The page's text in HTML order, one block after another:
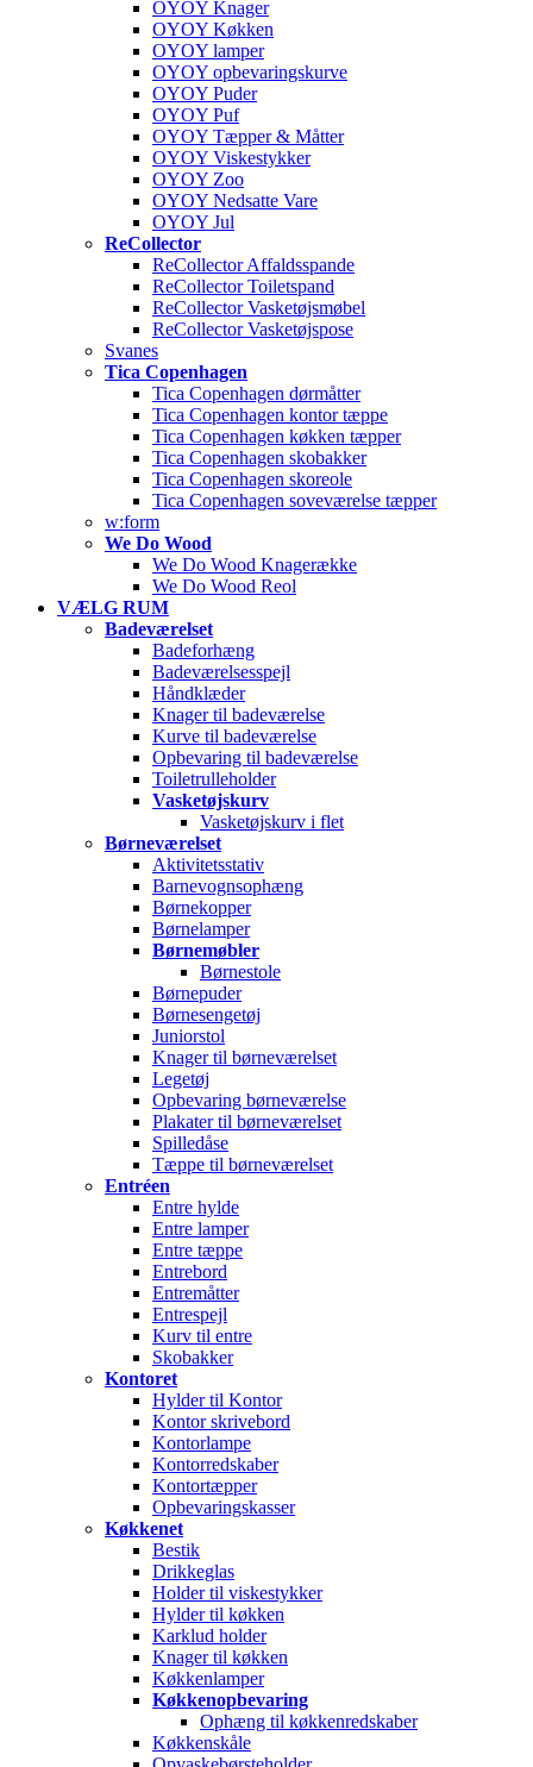
OYOY Knager
OYOY Køkken
OYOY lamper
OYOY opbevaringskurve
OYOY Puder
OYOY Puf
OYOY Tæpper & Måtter
OYOY Viskestykker
OYOY Zoo
OYOY Nedsatte Vare
OYOY Jul
ReCollector
ReCollector Affaldsspande
ReCollector Toiletspand
ReCollector Vasketøjsmøbel
ReCollector Vasketøjspose
Svanes
Tica Copenhagen
Tica Copenhagen dørmåtter
Tica Copenhagen kontor tæppe
Tica Copenhagen køkken tæpper
Tica Copenhagen skobakker
Tica Copenhagen skoreole
Tica Copenhagen soveværelse tæpper
w:form
We Do Wood
We Do Wood Knagerække
We Do Wood Reol
VÆLG RUM
Badeværelset
Badeforhæng
Badeværelsesspejl
Håndklæder
Knager til badeværelse
Kurve til badeværelse
Opbevaring til badeværelse
Toiletrulleholder
Vasketøjskurv
Vasketøjskurv i flet
Børneværelset
Aktivitetsstativ
Barnevognsophæng
Børnekopper
Børnelamper
Børnemøbler
Børnestole
Børnepuder
Børnesengetøj
Juniorstol
Knager til børneværelset
Legetøj
Opbevaring børneværelse
Plakater til børneværelset
Spilledåse
Tæppe til børneværelset
Entréen
Entre hylde
Entre lamper
Entre tæppe
Entrebord
Entremåtter
Entrespejl
Kurv til entre
Skobakker
Kontoret
Hylder til Kontor
Kontor skrivebord
Kontorlampe
Kontorredskaber
Kontortæpper
Opbevaringskasser
Køkkenet
Bestik
Drikkeglas
Holder til viskestykker
Hylder til køkken
Karklud holder
Knager til køkken
Køkkenlamper
Køkkenopbevaring
Ophæng til køkkenredskaber
Køkkenskåle